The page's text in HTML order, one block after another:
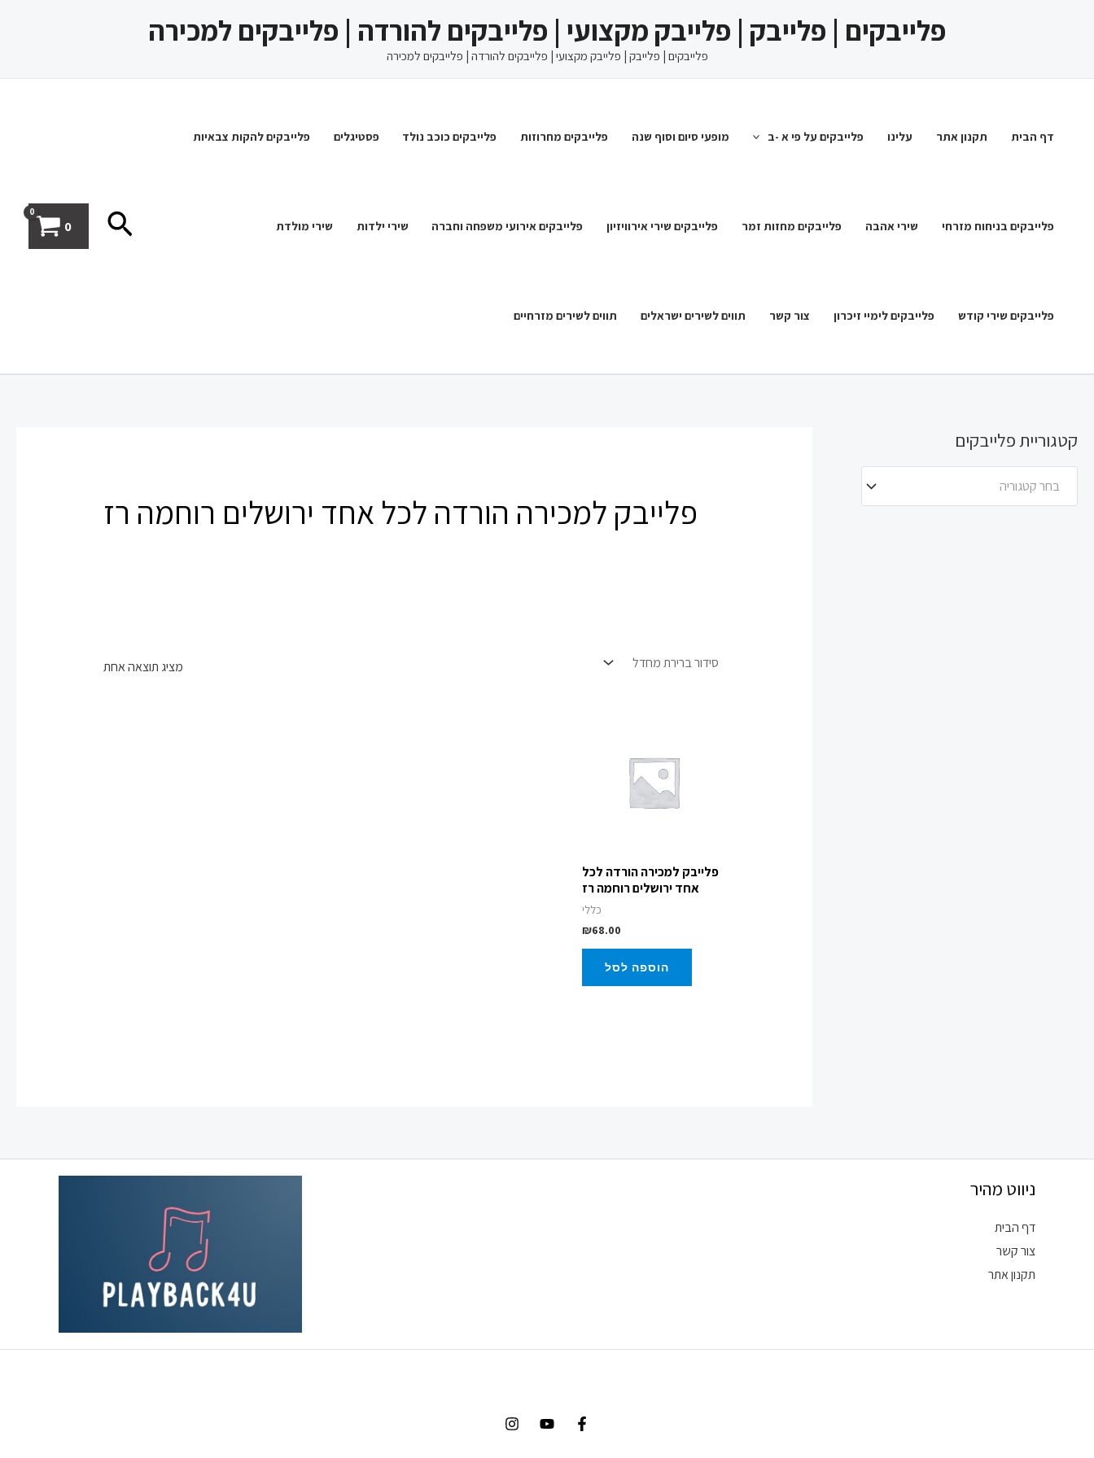
פלייבקים | פלייבק | פלייבק מקצועי | פלייבקים להורדה | פלייבקים למכירה
פלייבקים | פלייבק | פלייבק מקצועי | פלייבקים להורדה | פלייבקים למכירה
דף הבית תקנון אתר עלינו פלייבקים על פי א -ב מופעי סיום וסוף שנה פלייבקים מחרוזות פלייבקים כוכב נולד פסטיגלים פלייבקים להקות צבאיות
פלייבקים בניחוח מזרחי שירי אהבה פלייבקים מחזות זמר פלייבקים שירי אירוויזיון פלייבקים אירועי משפחה וחברה שירי ילדות שירי מולדת
פלייבקים שירי קודש פלייבקים לימיי זיכרון צור קשר תווים לשירים ישראלים תווים לשירים מזרחיים
חיפוש0
קטגוריית פלייבקים
בחר קטגוריה
פלייבק למכירה הורדה לכל אחד ירושלים רוחמה רז
מציג תוצאה אחת
פלייבק למכירה הורדה לכל
אחד ירושלים רוחמה רז
כללי
₪68.00
הוספה לסל
ניווט מהיר
דף הבית
צור קשר
תקנון אתר